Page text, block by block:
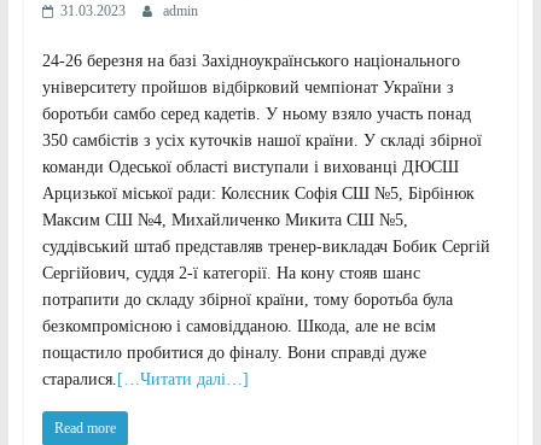
31.03.2023 admin
24-26 березня на базі Західноукраїнського національного
університету пройшов відбірковий чемпіонат України з
боротьби самбо серед кадетів. У ньому взяло участь понад
350 самбістів з усіх куточків нашої країни. У складі збірної
команди Одеської області виступали і вихованці ДЮСШ
Арцизької міської ради: Колєсник Софія СШ №5, Бірбінюк
Максим СШ №4, Михайличенко Микита СШ №5,
суддівський штаб представляв тренер-викладач Бобик Сергій
Сергійович, суддя 2-ї категорії. На кону стояв шанс
потрапити до складу збірної країни, тому боротьба була
безкомпромісною і самовідданою. Шкода, але не всім
пощастило пробитися до фіналу. Вони справді дуже
старалися. […Читати далі…]
Read more